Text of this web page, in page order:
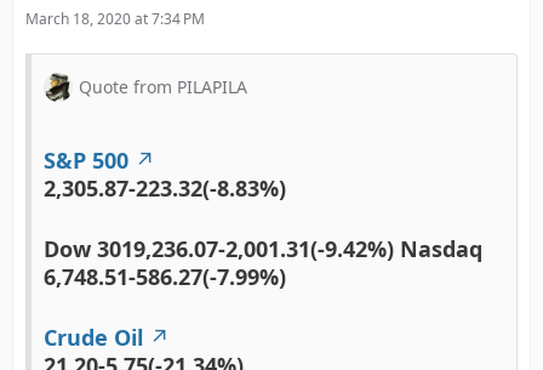
March 18, 2020 at 7:34 PM
Quote from PILAPILA
S&P 500
2,305.87-223.32(-8.83%)
Dow 3019,236.07-2,001.31(-9.42%) Nasdaq
6,748.51-586.27(-7.99%)
Crude Oil